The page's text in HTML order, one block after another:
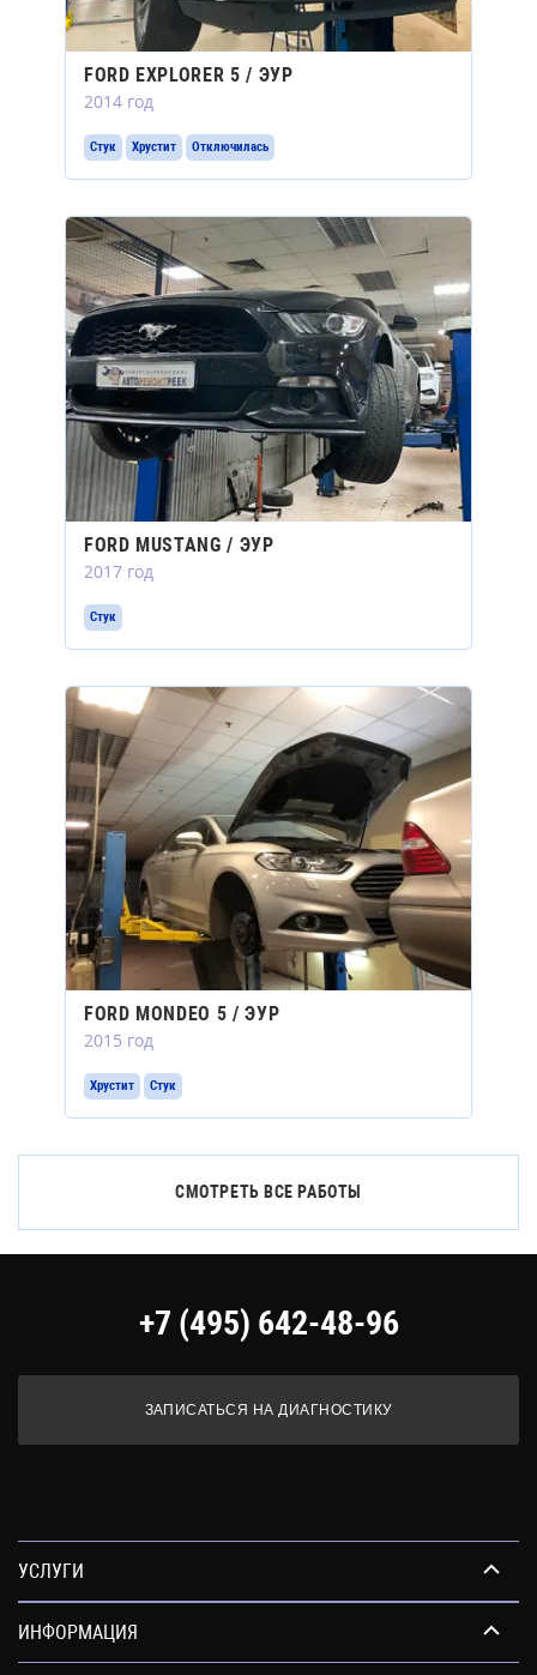
FORD EXPLORER 5 / ЭУР
2014 год
Стук Хрустит Отключилась
FORD MUSTANG / ЭУР
2017 год
Стук
FORD MONDEO 5 / ЭУР
2015 год
Хрустит Стук
СМОТРЕТЬ ВСЕ РАБОТЫ
+7 (495) 642-48-96
ЗАПИСАТЬСЯ НА ДИАГНОСТИКУ
УСЛУГИ
ИНФОРМАЦИЯ